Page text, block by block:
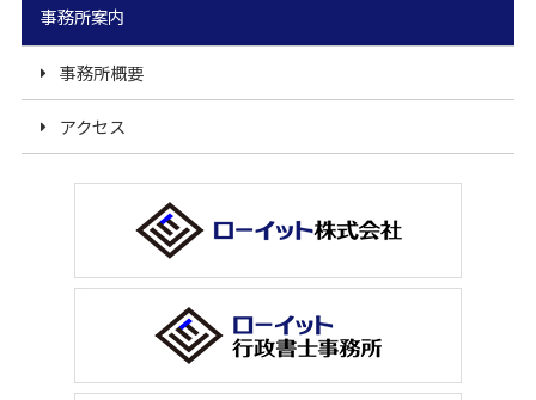
事務所案内
事務所概要
アクセス